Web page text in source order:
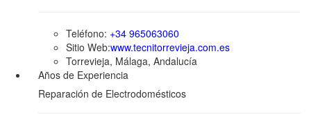
Teléfono: +34 965063060
Sitio Web:www.tecnitorrevieja.com.es
Torrevieja, Málaga, Andalucía
Años de Experiencia
Reparación de Electrodomésticos